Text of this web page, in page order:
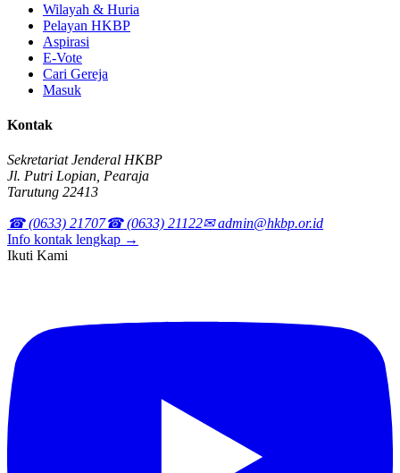
Wilayah & Huria
Pelayan HKBP
Aspirasi
E-Vote
Cari Gereja
Masuk
Kontak
Sekretariat Jenderal HKBP
Jl. Putri Lopian, Pearaja
Tarutung 22413
☎ (0633) 21707☎ (0633) 21122✉ admin@hkbp.or.id
Info kontak lengkap →
Ikuti Kami